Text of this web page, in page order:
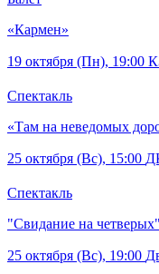
«Кармен»
19 октября (Пн), 19:00
Спектакль
«Там на неведомых
25 октября (Вс), 15:00
Спектакль
"Свидание на четверых"
25 октября (Вс), 19:00